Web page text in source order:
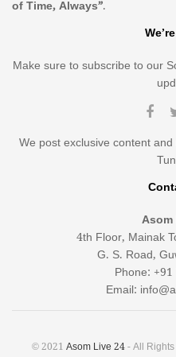
of Time, Always”.
Make sure to subscribe to our
We post exclusive content
Asom
4th Floor, Mainak
G. S. Road,
Phone:
Email:
© 2021 Asom Live 24- All